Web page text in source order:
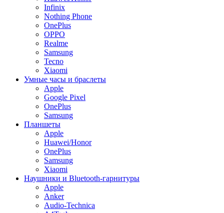
Infinix
Nothing Phone
OnePlus
OPPO
Realme
Samsung
Tecno
Xiaomi
Умные часы и браслеты
Apple
Google Pixel
OnePlus
Samsung
Планшеты
Apple
Huawei/Honor
OnePlus
Samsung
Xiaomi
Наушники и Bluetooth-гарнитуры
Apple
Anker
Audio-Technica